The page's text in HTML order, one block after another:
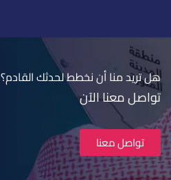
هل تريد منا أن نخطط لحدثك القادم؟​
تواصل معنا الآن
تواصل معنا